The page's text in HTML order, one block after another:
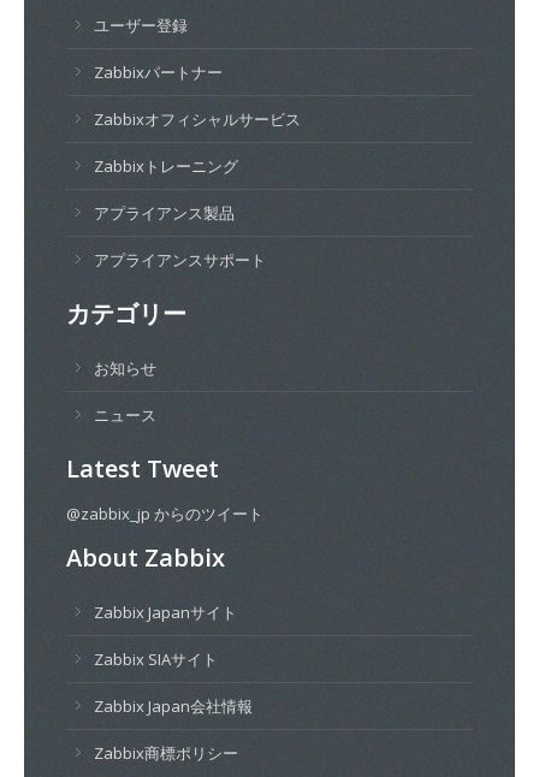
ユーザー登録
Zabbixパートナー
Zabbixオフィシャルサービス
Zabbixトレーニング
アプライアンス製品
アプライアンスサポート
カテゴリー
お知らせ
ニュース
Latest Tweet
@zabbix_jp からのツイート
About Zabbix
Zabbix Japanサイト
Zabbix SIAサイト
Zabbix Japan会社情報
Zabbix商標ポリシー